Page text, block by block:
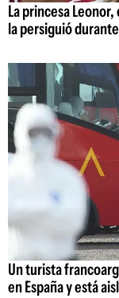
La princesa
la persiguió
Un turista
en España y está